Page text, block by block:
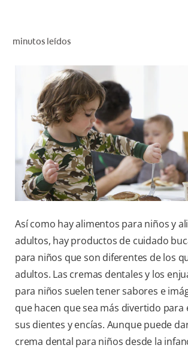
PARA
minutos leídos
Así como hay alimentos para niños y
adultos, hay productos de cuidado
para niños que son diferentes de los
adultos. Las cremas dentales y los
para niños suelen tener sabores e
que hacen que sea más divertido para
sus dientes y encías. Aunque puede
crema dental para niños desde la